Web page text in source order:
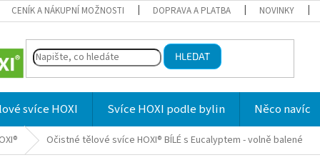
CENÍK A NÁKUPNÍ MOŽNOSTI DOPRAVA A PLATBA NOVINKY
HLEDAT
svíce HOXI Svíce HOXI podle bylin Něco navíc
Očistné tělové svíce HOXI® BÍLÉ s Eucalyptem - volně balené